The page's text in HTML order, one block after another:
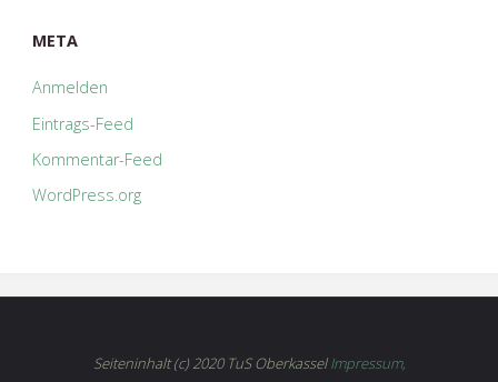
META
Anmelden
Eintrags-Feed
Kommentar-Feed
WordPress.org
Seiteninhalt (c) 2020 TuS OberkasselImpressum,